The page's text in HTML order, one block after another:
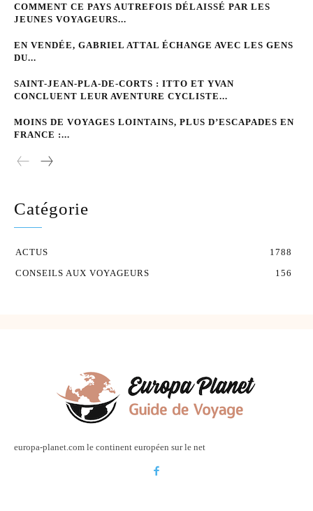
COMMENT CE PAYS AUTREFOIS DÉLAISSÉ PAR LES
JEUNES VOYAGEURS...
EN VENDÉE, GABRIEL ATTAL ÉCHANGE AVEC LES GENS
DU...
SAINT-JEAN-PLA-DE-CORTS : ITTO ET YVAN
CONCLUENT LEUR AVENTURE CYCLISTE...
MOINS DE VOYAGES LOINTAINS, PLUS D’ESCAPADES EN
FRANCE :...
Catégorie
ACTUS
1788
CONSEILS AUX VOYAGEURS
156
europa-planet.com le continent européen sur le net